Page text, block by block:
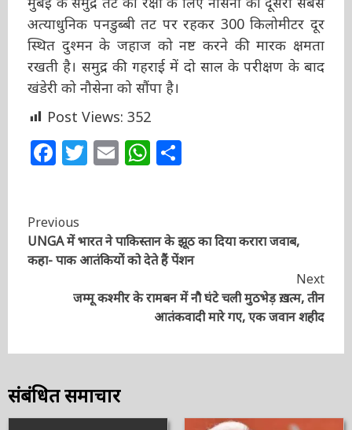
कामयाब नहीं होगी।
मुंबई के समुद्र तट की रक्षा के लिए नौसेना की दूसरी
सबसे अत्याधुनिक पनडुब्बी तट पर रहकर 300
किलोमीटर दूर स्थित दुश्मन के जहाज को नष्ट करने की
परीक्षण के बाद खंडेरी को नौसेना को सौंपा है।
Post Views:
352
Continue
Reading
Previous
UNGA में भारत ने पाकिस्तान के झूठ का दिया करारा जवाब,
कहा- पाक आतंकियों को देते हैं पेंशन
Next
आतंकवादी मारे गए, एक जवान शहीद